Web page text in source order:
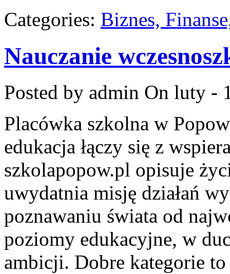
Categories: Biznes,
Nauczanie
Posted by admin On luty -
Placówka szkolna w
edukacja łączy się z
szkolapopow.pl opisuje
uwydatnia misję działań
poznawaniu świata od
poziomy edukacyjne, w
ambicji. Dobre kategorie